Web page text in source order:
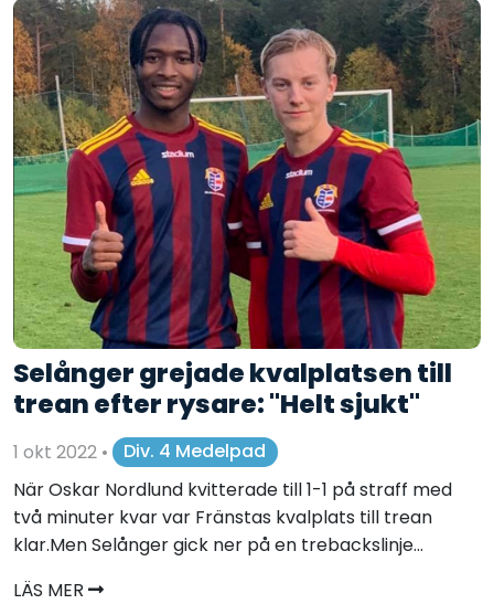
Selånger grejade kvalplatsen till
trean efter rysare: "Helt sjukt"
1 okt 2022 •
Div. 4 Medelpad
När Oskar Nordlund kvitterade till 1-1 på straff med
två minuter kvar var Fränstas kvalplats till trean
klar.Men Selånger gick ner på en trebackslinje...
LÄS MER